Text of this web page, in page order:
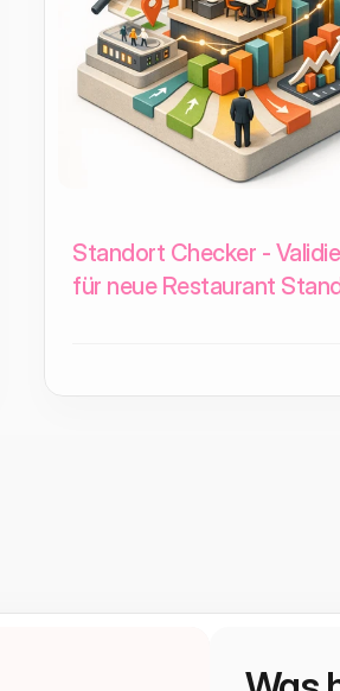
Standort Checker -
für neue Restaurant